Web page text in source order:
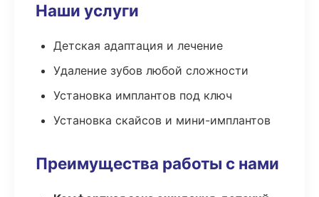
Наши услуги
Детская адаптация и лечение
Удаление зубов любой сложности
Установка имплантов под ключ
Установка скайсов и мини-имплантов
Преимущества работы с нами